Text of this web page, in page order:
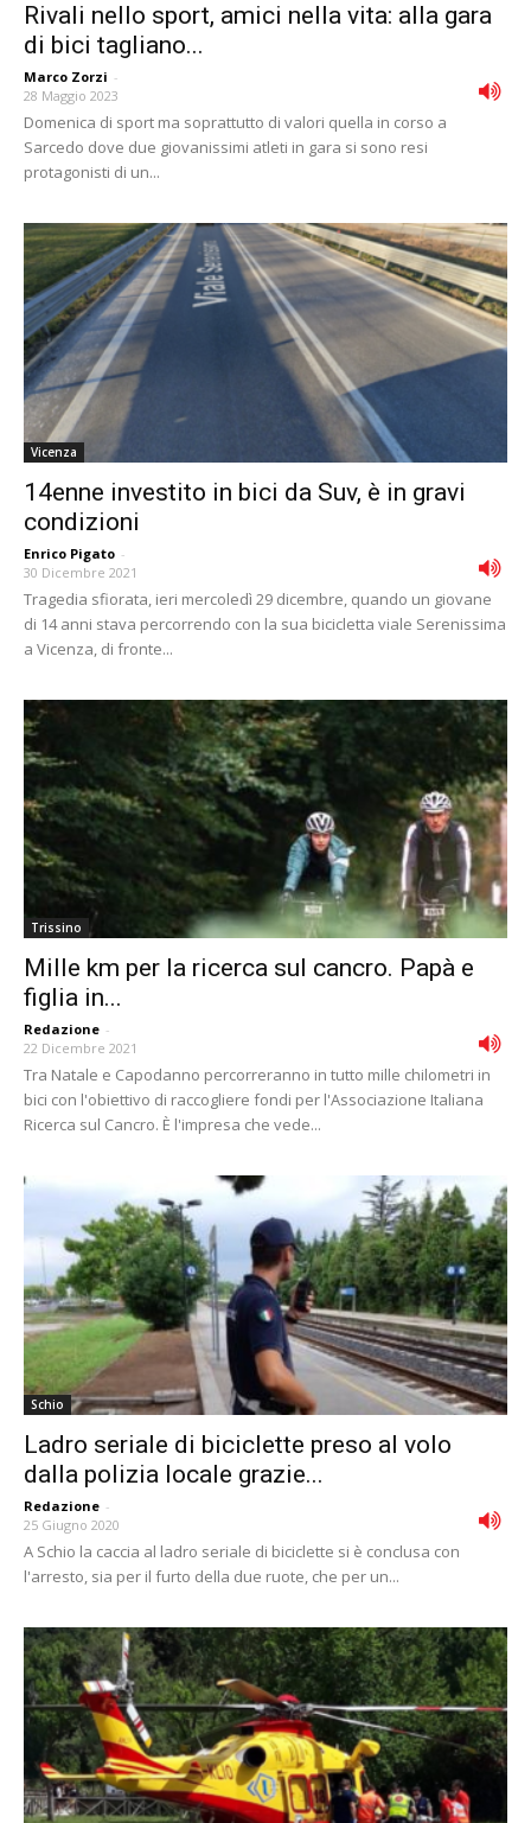
Rivali nello sport, amici nella vita: alla gara
di bici tagliano...
Marco Zorzi -
28 Maggio 2023
Domenica di sport ma soprattutto di valori quella in corso a
Sarcedo dove due giovanissimi atleti in gara si sono resi
protagonisti di un...
Vicenza
14enne investito in bici da Suv, è in gravi
condizioni
Enrico Pigato -
30 Dicembre 2021
Tragedia sfiorata, ieri mercoledì 29 dicembre, quando un giovane
di 14 anni stava percorrendo con la sua bicicletta viale Serenissima
a Vicenza, di fronte...
Trissino
Mille km per la ricerca sul cancro. Papà e
figlia in...
Redazione -
22 Dicembre 2021
Tra Natale e Capodanno percorreranno in tutto mille chilometri in
bici con l'obiettivo di raccogliere fondi per l'Associazione Italiana
Ricerca sul Cancro. È l'impresa che vede...
Schio
Ladro seriale di biciclette preso al volo
dalla polizia locale grazie...
Redazione -
25 Giugno 2020
A Schio la caccia al ladro seriale di biciclette si è conclusa con
l'arresto, sia per il furto della due ruote, che per un...